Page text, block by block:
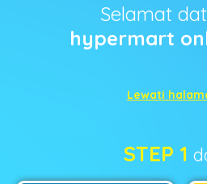
Selamat
hypermart
Lewati
STEP 1